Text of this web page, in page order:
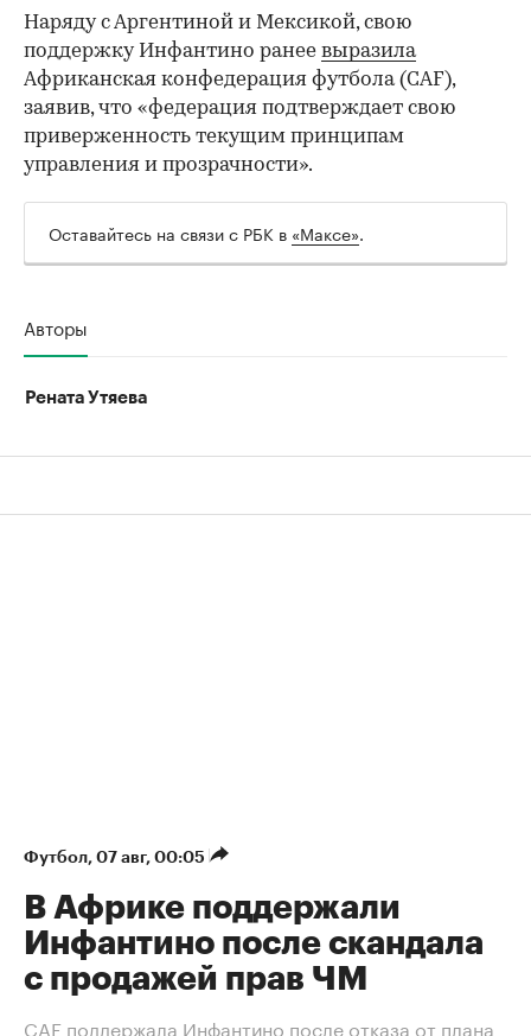
Наряду с Аргентиной и Мексикой, свою
поддержку Инфантино ранее выразила
Африканская конфедерация футбола (CAF),
заявив, что «федерация подтверждает свою
приверженность текущим принципам
управления и прозрачности».
Оставайтесь на связи с РБК в «Максе».
Авторы
Рената Утяева
Футбол 07 авг, 00:05
В Африке поддержали
Инфантино после скандала
с продажей прав ЧМ
СAF поддержала Инфантино после отказа от плана